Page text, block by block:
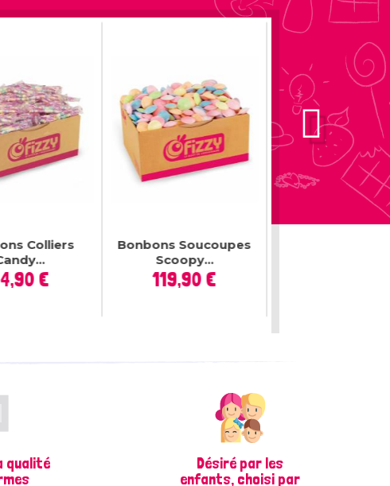
Colliers
Prix
€
Bonbons Soucoupes
Scoopy...
Prix
119,90 €
qualité
Désiré par les
enfants, choisi par